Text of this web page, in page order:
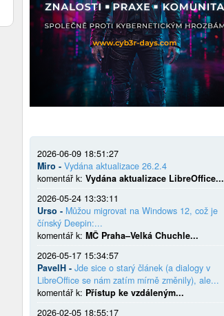
2026-06-09 18:51:27
Miro - Vydána aktualizace 26.2.4
komentář k: Vydána aktualizace LibreOffice...
2026-05-24 13:33:11
Urso - Můžou migrovat na Windows 12, což je
čínský Deepin:...
komentář k: MČ Praha–Velká Chuchle...
2026-05-17 15:34:57
PavelH - Jde sice o starý článek (a dialogy v
LibreOffice se nám zatím mírně změnily), ale...
komentář k: Přístup ke vzdáleným...
2026-02-05 18:55:17